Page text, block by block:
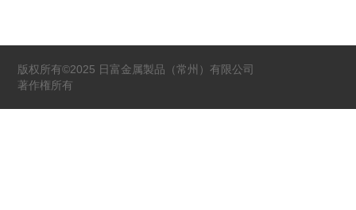
版权所有©2025 日富金属製品（常州）有限公司
著作権所有